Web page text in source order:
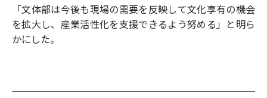
「文体部は今後も現場の需要を反映して文化享有の機会
を拡大し、産業活性化を支援できるよう努める」と明ら
かにした。